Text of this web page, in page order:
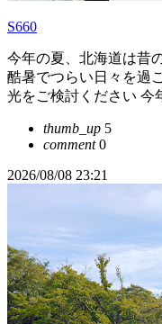
S660
今年の夏、北海道は昔
酷暑でつらい日々を過
光をご検討ください 今
thumb_up 5
comment0
2026/08/08 23:21